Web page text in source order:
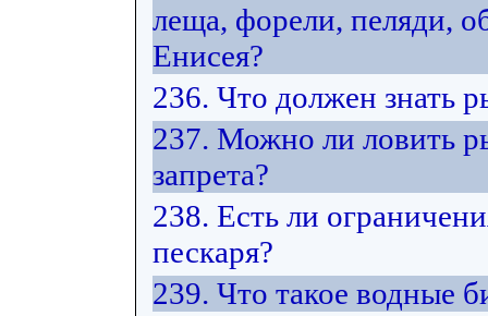
леща, форели, пеляди,
Енисея?
236. Что должен знать
237. Можно ли ловить
запрета?
238. Есть ли
пескаря?
239. Что такое водные